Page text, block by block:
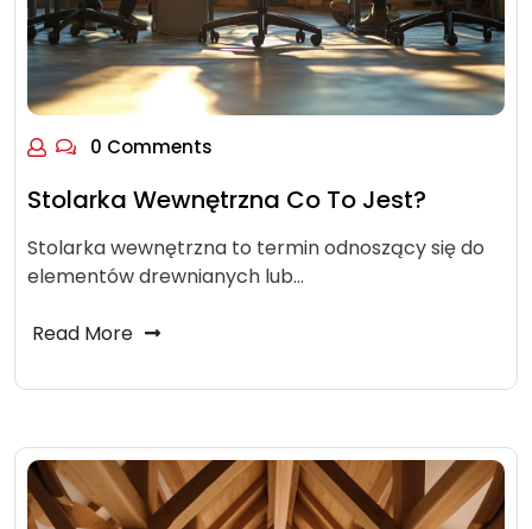
0 Comments
Stolarka Wewnętrzna Co To Jest?
Stolarka wewnętrzna to termin odnoszący się do
elementów drewnianych lub…
Read More